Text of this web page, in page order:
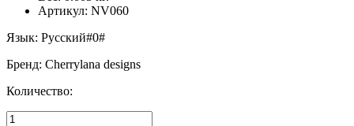
Артикул: NV060
Язык: Русский#0#
Бренд: Cherrylana designs
Количество: